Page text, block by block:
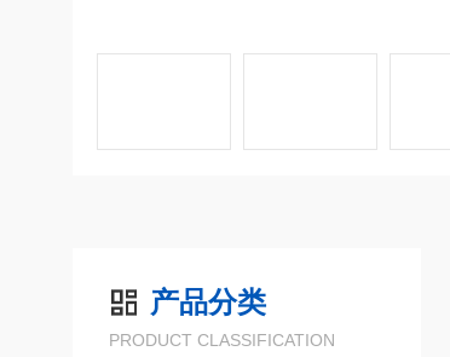
产品分类
PRODUCT CLASSIFICATION